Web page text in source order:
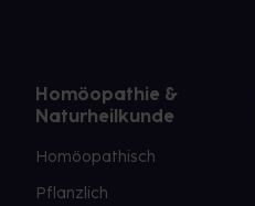
Homöopathie &
Naturheilkunde
Homöopathisch
Pflanzlich